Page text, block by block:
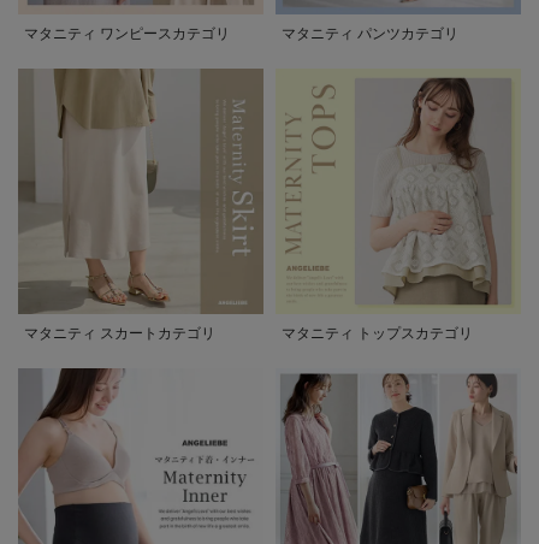
マタニティ ワンピースカテゴリ マタニティ パンツカテゴリ
マタニティ スカートカテゴリ マタニティ トップスカテゴリ